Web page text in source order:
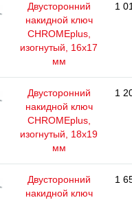
Двусторонний
накидной ключ
CHROMEplus,
изогнутый, 16х17
мм
1
Двусторонний
накидной ключ
CHROMEplus,
изогнутый, 18х19
мм
1
Двусторонний
накидной ключ
1